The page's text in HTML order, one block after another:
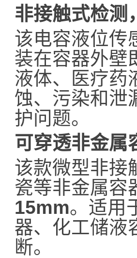
非接触式检测
该电容液位传
装在容器外壁
液体、医疗药
蚀、污染和泄
护问题。
可穿透非金属
该款微型非接
瓷等非金属容
15mm。适用
器、化工储液
断。